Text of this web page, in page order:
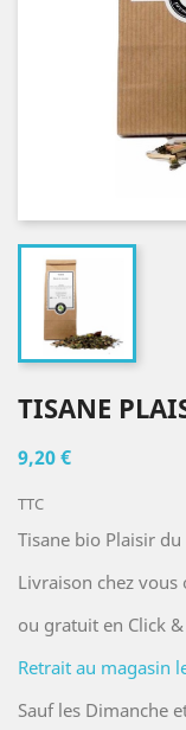
TISANE
9,20 €
TTC
Tisane bio Plaisir
Livraison chez
ou gratuit en Click
Retrait au magasin
Sauf les Dimanche